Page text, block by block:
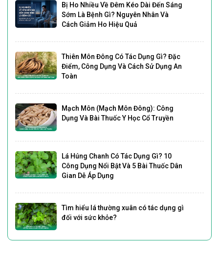
Bị Ho Nhiều Về Đêm Kéo Dài Đến Sáng
Sớm Là Bệnh Gì? Nguyên Nhân Và
Cách Giảm Ho Hiệu Quả
Thiên Môn Đông Có Tác Dụng Gì? Đặc
Điểm, Công Dụng Và Cách Sử Dụng An
Toàn
Mạch Môn (Mạch Môn Đông): Công
Dụng Và Bài Thuốc Y Học Cổ Truyền
Lá Húng Chanh Có Tác Dụng Gì? 10
Công Dụng Nổi Bật Và 5 Bài Thuốc Dân
Gian Dễ Áp Dụng
Tìm hiểu lá thường xuân có tác dụng gì
đối với sức khỏe?